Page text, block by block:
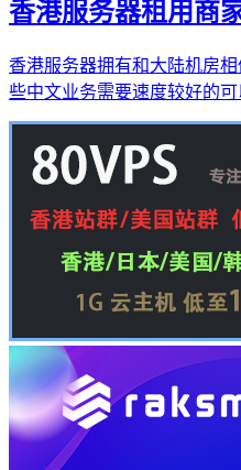
香港服务器租用商
香港服务器拥有和大陆机房
些中文业务需要速度较好的